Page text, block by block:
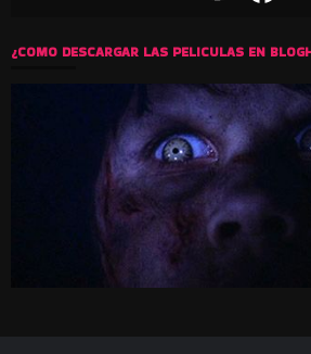
¿COMO DESCARGAR LAS PELICULAS EN